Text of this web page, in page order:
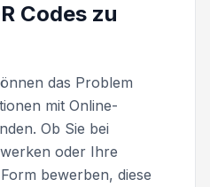
Codes zu
das Problem
mit Online-
Ob Sie bei
oder Ihre
bewerben, diese